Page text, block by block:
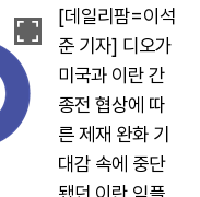
[데일리팜=이석
준 기자] 디오가
미국과 이란 간
종전 협상에 따
른 제재 완화 기
대감 속에 중단